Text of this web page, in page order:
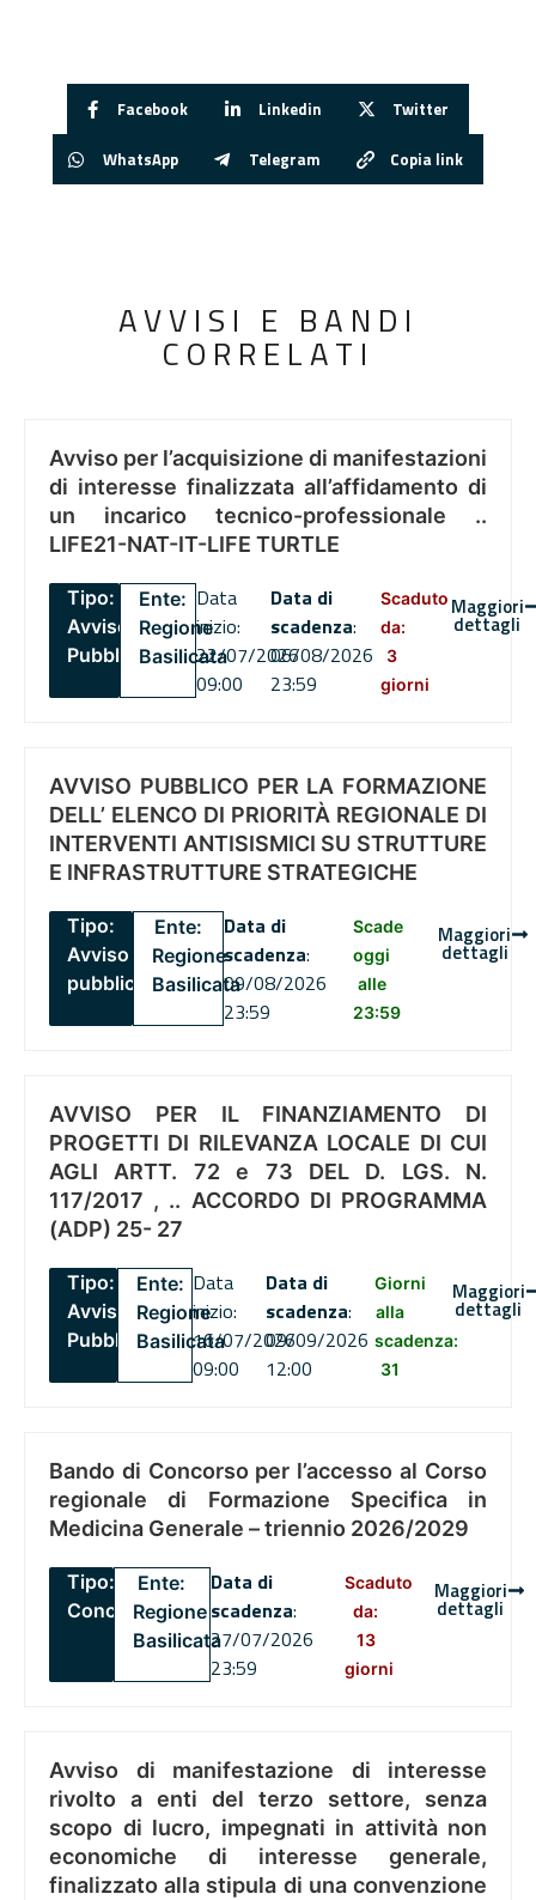
Facebook Linkedin Twitter
WhatsApp Telegram Copia link
AVVISI E BANDI
CORRELATI
Avviso per l’acquisizione di manifestazioni
di interesse finalizzata all’affidamento di
un incarico tecnico-professionale ..
LIFE21-NAT-IT-LIFE TURTLE
Tipo:
Avviso
Pubblico
Ente:
Regione
Basilicata
Data
inizio:
22/07/2026
09:00
Data di
scadenza:
06/08/2026
23:59
Scaduto
da:
3
giorni
Maggiori
dettagli
AVVISO PUBBLICO PER LA FORMAZIONE
DELL’ ELENCO DI PRIORITÀ REGIONALE DI
INTERVENTI ANTISISMICI SU STRUTTURE
E INFRASTRUTTURE STRATEGICHE
Tipo:
Avviso
pubblico
Ente:
Regione
Basilicata
Data di
scadenza:
09/08/2026
23:59
Scade
oggi
alle
23:59
Maggiori
dettagli
AVVISO PER IL FINANZIAMENTO DI
PROGETTI DI RILEVANZA LOCALE DI CUI
AGLI ARTT. 72 e 73 DEL D. LGS. N.
117/2017 , .. ACCORDO DI PROGRAMMA
(ADP) 25- 27
Tipo:
Avviso
Pubblico
Ente:
Regione
Basilicata
Data
inizio:
16/07/2026
09:00
Data di
scadenza:
09/09/2026
12:00
Giorni
alla
scadenza:
31
Maggiori
dettagli
Bando di Concorso per l’accesso al Corso
regionale di Formazione Specifica in
Medicina Generale – triennio 2026/2029
Tipo:
Concorsi
Ente:
Regione
Basilicata
Data di
scadenza:
27/07/2026
23:59
Scaduto
da:
13
giorni
Maggiori
dettagli
Avviso di manifestazione di interesse
rivolto a enti del terzo settore, senza
scopo di lucro, impegnati in attività non
economiche di interesse generale,
finalizzato alla stipula di una convenzione